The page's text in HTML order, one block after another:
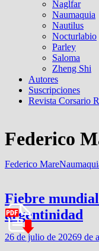
Naglfar
Naumaquia
Nautilus
Nocturlabio
Parley
Saloma
Zheng Shi
Autores
Suscripciones
Revista Corsario
Federico
Federico Mare
Fiebre
argentinidad
26 de julio de 20269 de